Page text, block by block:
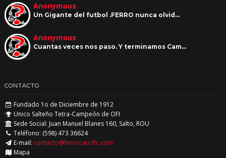
Anonymous
Un Gigante del futbol .FERRO nunca olvid…
Anonymous
Cuantas veces nos paso. Y terminamos Cam…
CONTACTO
Fundado 1o de Diciembre de 1912
Unico Salteño Tetra-Campeón de OFI
Sede Social: Juan Manuel Blanes 160, Salto, ROU
Teléfono: (598) 473 36624
E-mail: contacto@ferrocarrilfc.com
Mapa